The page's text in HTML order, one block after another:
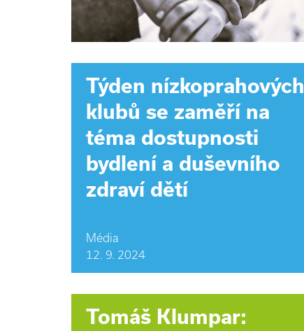
Týden nízkoprahových
klubů se zaměří na
téma dostupnosti
bydlení a duševního
zdraví dětí
Média
12. 9. 2024
Tomáš Klumpar: